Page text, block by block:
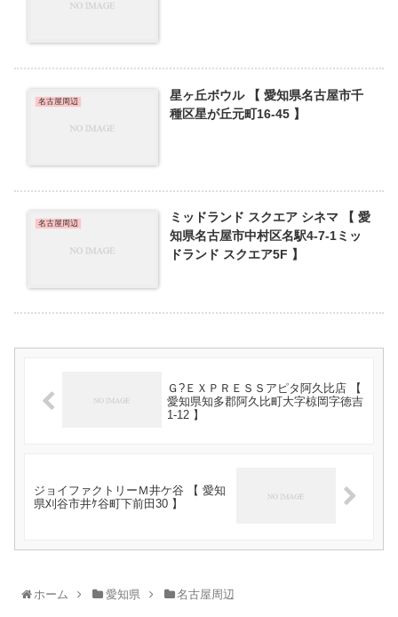
名古屋周辺
星ヶ丘ボウル 【 愛知県名古屋市千
種区星が丘元町16-45 】
名古屋周辺
ミッドランド スクエア シネマ 【 愛
知県名古屋市中村区名駅4-7-1ミッ
ドランド スクエア5F 】
Ｇ?ＥＸＰＲＥＳＳアピタ阿久比店 【
愛知県知多郡阿久比町大字椋岡字徳吉
1-12 】
ジョイファクトリーＭ井ケ谷 【 愛知
県刈谷市井ｹ谷町下前田30 】
ホーム 愛知県 名古屋周辺